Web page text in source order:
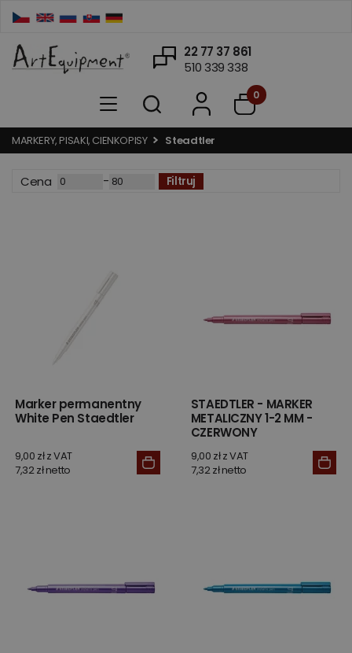
22 77 37 861
510 339 338
0
MARKERY, PISAKI, CIENKOPISY Steadtler
Cena - Filtruj
Marker permanentny
White Pen Staedtler
9,00 zł z VAT
7,32 zł netto
STAEDTLER - MARKER
METALICZNY 1-2 MM -
CZERWONY
9,00 zł z VAT
7,32 zł netto